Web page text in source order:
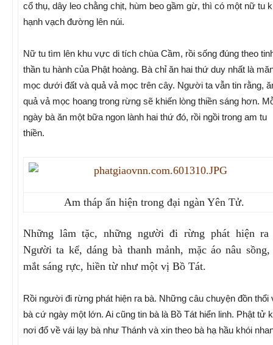
cổ thụ, dây leo chằng chịt, hùm beo gầm gừ, thì có một nữ tu
hạnh vạch đường lên núi.
Nữ tu tìm lên khu vực di tích chùa Cầm, rồi sống đúng theo
thần tu hành của Phật hoàng. Bà chỉ ăn hai thứ duy nhất là
mọc dưới đất và quả vả mọc trên cây. Người ta vẫn tin rằng,
quả vả mọc hoang trong rừng sẽ khiến lòng thiền sáng hơn.
ngày bà ăn một bữa ngon lành hai thứ đó, rồi ngồi trong am tu
thiền.
Am tháp ẩn hiện trong đại ngàn Yên Tử.
Những lâm tặc, những người đi rừng phát hiện ra
Người ta kể, dáng bà thanh mảnh, mặc áo nâu
mắt sáng rực, hiền từ như một vị Bồ Tát.
Rồi người đi rừng phát hiện ra bà. Những câu chuyện đồn thổi
bà cứ ngày một lớn. Ai cũng tin bà là Bồ Tát hiển linh. Phật tử
nơi đổ về vái lạy bà như Thánh và xin theo bà hạ hầu khói